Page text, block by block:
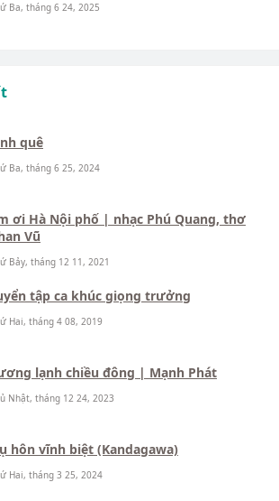
Ba, tháng 6 24, 2025
quê
Ba, tháng 6 25, 2024
ơi Hà Nội phố | nhạc Phú Quang, thơ
Vũ
Bảy, tháng 12 11, 2021
tập ca khúc giọng trưởng
Hai, tháng 4 08, 2019
lạnh chiều đông | Mạnh Phát
Nhật, tháng 12 24, 2023
hôn vĩnh biệt (Kandagawa)
Hai, tháng 3 25, 2024